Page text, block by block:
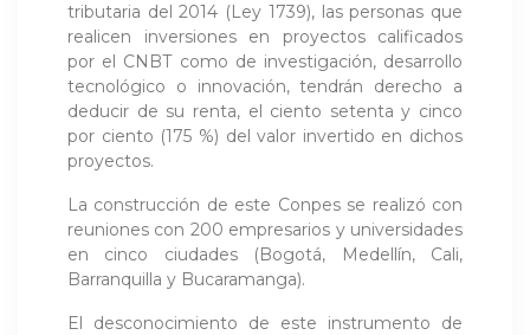
tributaria del 2014 (Ley 1739), las personas que
realicen inversiones en proyectos calificados
por el CNBT como de investigación, desarrollo
tecnológico o innovación, tendrán derecho a
deducir de su renta, el ciento setenta y cinco
por ciento (175 %) del valor invertido en dichos
proyectos.
La construcción de este Conpes se realizó con
reuniones con 200 empresarios y universidades
en cinco ciudades (Bogotá, Medellín, Cali,
Barranquilla y Bucaramanga).
El desconocimiento de este instrumento de